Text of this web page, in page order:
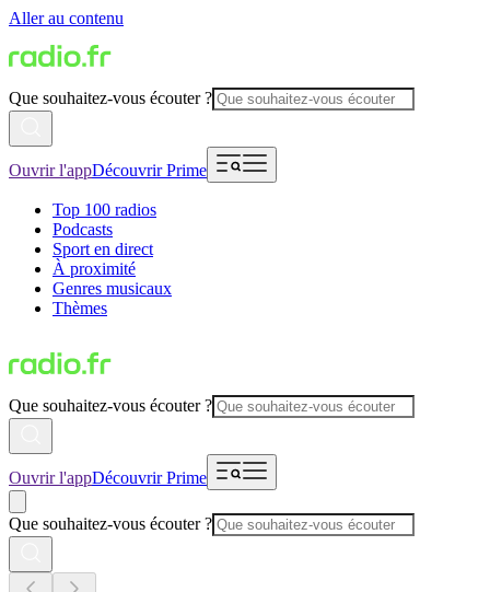
Aller au contenu
Que souhaitez-vous écouter ?
Ouvrir l'appDécouvrir Prime
Top 100 radios
Podcasts
Sport en direct
À proximité
Genres musicaux
Thèmes
Que souhaitez-vous écouter ?
Ouvrir l'appDécouvrir Prime
Que souhaitez-vous écouter ?